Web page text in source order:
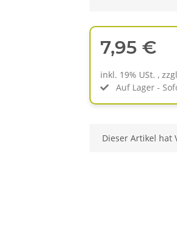
7,95 €
inkl. 19% USt. ,
Auf Lager -
x
Dieser Artikel hat